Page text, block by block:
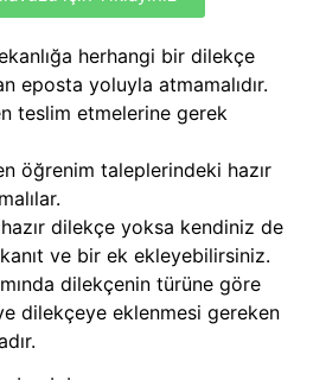
herhangi bir dilekçe
eposta yoluyla atmamalıdır.
teslim etmelerine gerek
öğrenim taleplerindeki hazır
dilekçe yoksa kendiniz de
ve bir ek ekleyebilirsiniz.
dilekçenin türüne göre
dilekçeye eklenmesi gereken